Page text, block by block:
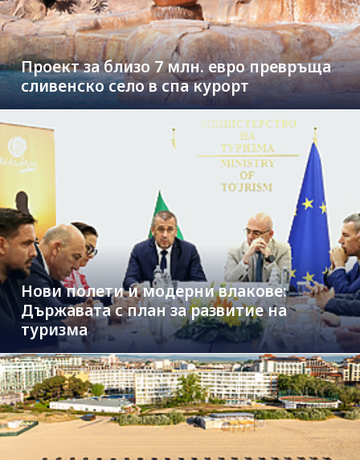
Проект за близо 7 млн. евро превръща
сливенско село в спа курорт
Нови полети и модерни влакове:
Държавата с план за развитие на
туризма